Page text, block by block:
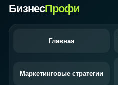
БизнесПрофи
Главная
Маркетинговые стратегии